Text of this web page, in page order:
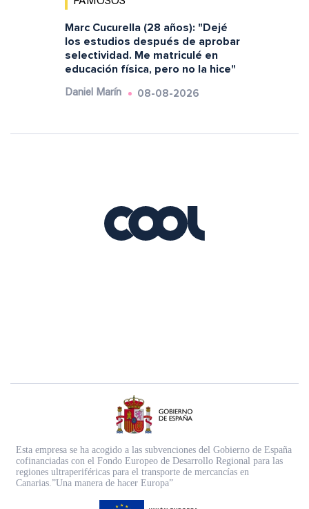
Marc Cucurella (28 años): "Dejé
los estudios después de aprobar
selectividad. Me matriculé en
educación física, pero no la hice"
Daniel Marín 08-08-2026
Esta empresa se ha acogido a las subvenciones del Gobierno de España
cofinanciadas con el Fondo Europeo de Desarrollo Regional para las
regiones ultraperiféricas para el transporte de mercancías en
Canarias.”Una manera de hacer Europa”